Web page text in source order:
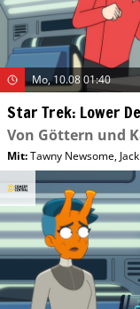
Mo, 10.08 01:40
Star Trek: Lower
Von Göttern und
Mit:Tawny Newsome,